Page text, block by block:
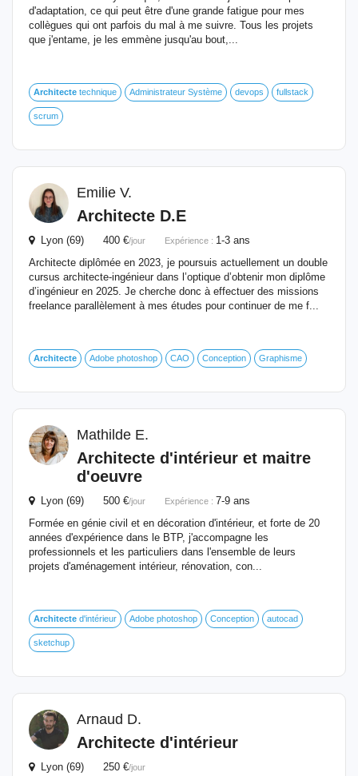
d'adaptation, ce qui peut être d'une grande fatigue pour mes
collègues qui ont parfois du mal à me suivre. Tous les projets
que j'entame, je les emmène jusqu'au bout,...
Architecte technique Administrateur Système devops fullstack
scrum
Emilie V.
Architecte D.E
Lyon (69) 400 €/jour Expérience : 1-3 ans
Architecte diplômée en 2023, je poursuis actuellement un double
cursus architecte-ingénieur dans l’optique d’obtenir mon diplôme
d’ingénieur en 2025. Je cherche donc à effectuer des missions
freelance parallèlement à mes études pour continuer de me f...
Architecte Adobe photoshop CAO Conception Graphisme
Mathilde E.
Architecte d'intérieur et maitre
d'oeuvre
Lyon (69) 500 €/jour Expérience : 7-9 ans
Formée en génie civil et en décoration d'intérieur, et forte de 20
années d'expérience dans le BTP, j'accompagne les
professionnels et les particuliers dans l'ensemble de leurs
projets d'aménagement intérieur, rénovation, con...
Architecte d'intérieur Adobe photoshop Conception autocad
sketchup
Arnaud D.
Architecte d'intérieur
Lyon (69) 250 €/jour